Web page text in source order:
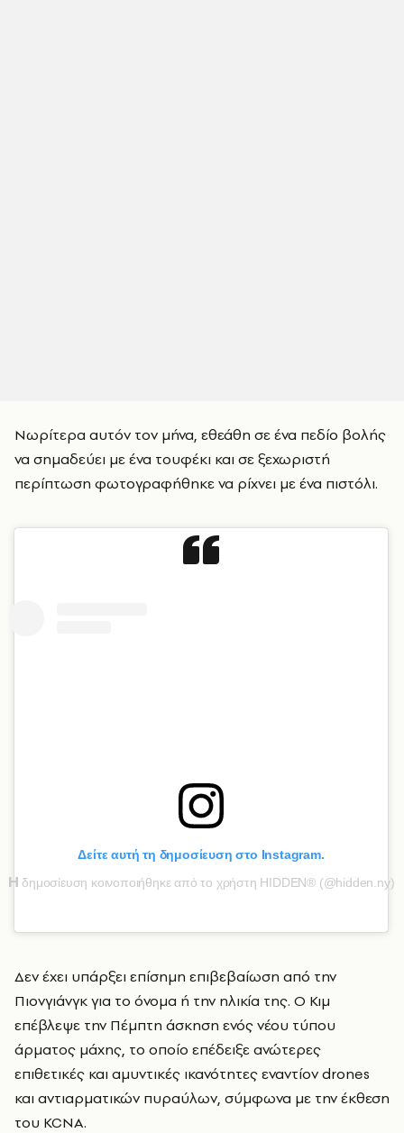
Νωρίτερα αυτόν τον μήνα, εθεάθη σε ένα πεδίο βολής
να σημαδεύει με ένα τουφέκι και σε ξεχωριστή
περίπτωση φωτογραφήθηκε να ρίχνει με ένα πιστόλι.
Δείτε αυτή τη δημοσίευση στο Instagram.
Η δημοσίευση κοινοποιήθηκε από το χρήστη HIDDEN® (@hidden.ny)
Δεν έχει υπάρξει επίσημη επιβεβαίωση από την
Πιονγιάνγκ για το όνομα ή την ηλικία της. Ο Κιμ
επέβλεψε την Πέμπτη άσκηση ενός νέου τύπου
άρματος μάχης, το οποίο επέδειξε ανώτερες
επιθετικές και αμυντικές ικανότητες εναντίον drones
και αντιαρματικών πυραύλων, σύμφωνα με την έκθεση
του KCNA.